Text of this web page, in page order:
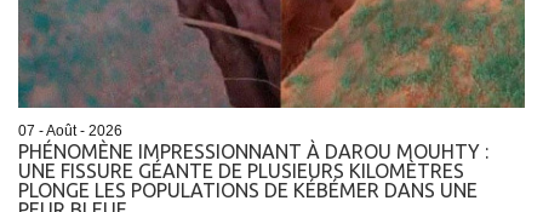
07 - Août - 2026
PHÉNOMÈNE IMPRESSIONNANT À DAROU MOUHTY :
UNE FISSURE GÉANTE DE PLUSIEURS KILOMÈTRES
PLONGE LES POPULATIONS DE KÉBÉMER DANS UNE